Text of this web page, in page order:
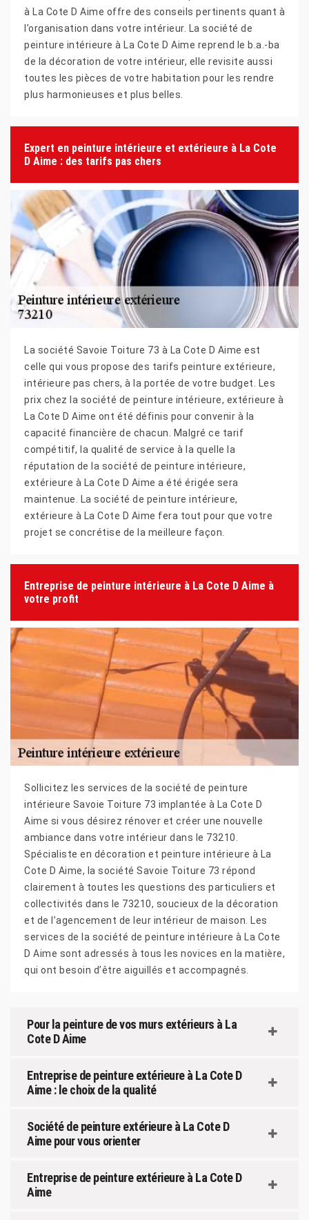
à La Cote D Aime offre des conseils pertinents quant à
l’organisation dans votre intérieur. La société de
peinture intérieure à La Cote D Aime reprend le b.a.-ba
de la décoration de votre intérieur, elle revisite aussi
toutes les pièces de votre habitation pour les rendre
plus harmonieuses et plus belles.
Expert en peinture intérieure et extérieure à La Cote
D Aime : des tarifs pas chers
La société Savoie Toiture 73 à La Cote D Aime est
celle qui vous propose des tarifs peinture extérieure,
intérieure pas chers, à la portée de votre budget. Les
prix chez la société de peinture intérieure, extérieure à
La Cote D Aime ont été définis pour convenir à la
capacité financière de chacun. Malgré ce tarif
compétitif, la qualité de service à la quelle la
réputation de la société de peinture intérieure,
extérieure à La Cote D Aime a été érigée sera
maintenue. La société de peinture intérieure,
extérieure à La Cote D Aime fera tout pour que votre
projet se concrétise de la meilleure façon.
Entreprise de peinture intérieure à La Cote D Aime à
votre profit
Sollicitez les services de la société de peinture
intérieure Savoie Toiture 73 implantée à La Cote D
Aime si vous désirez rénover et créer une nouvelle
ambiance dans votre intérieur dans le 73210.
Spécialiste en décoration et peinture intérieure à La
Cote D Aime, la société Savoie Toiture 73 répond
clairement à toutes les questions des particuliers et
collectivités dans le 73210, soucieux de la décoration
et de l’agencement de leur intérieur de maison. Les
services de la société de peinture intérieure à La Cote
D Aime sont adressés à tous les novices en la matière,
qui ont besoin d’être aiguillés et accompagnés.
Pour la peinture de vos murs extérieurs à La
Cote D Aime
Entreprise de peinture extérieure à La Cote D
Aime : le choix de la qualité
Société de peinture extérieure à La Cote D
Aime pour vous orienter
Entreprise de peinture extérieure à La Cote D
Aime